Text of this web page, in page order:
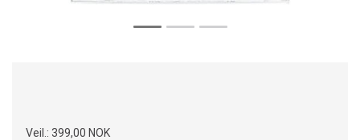
Veil.: 399,00 NOK